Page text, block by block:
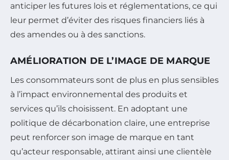
anticiper les futures lois et réglementations, ce qui
leur permet d’éviter des risques financiers liés à
des amendes ou à des sanctions.
AMÉLIORATION DE L’IMAGE DE MARQUE
Les consommateurs sont de plus en plus sensibles
à l’impact environnemental des produits et
services qu’ils choisissent. En adoptant une
politique de décarbonation claire, une entreprise
peut renforcer son image de marque en tant
qu’acteur responsable, attirant ainsi une clientèle